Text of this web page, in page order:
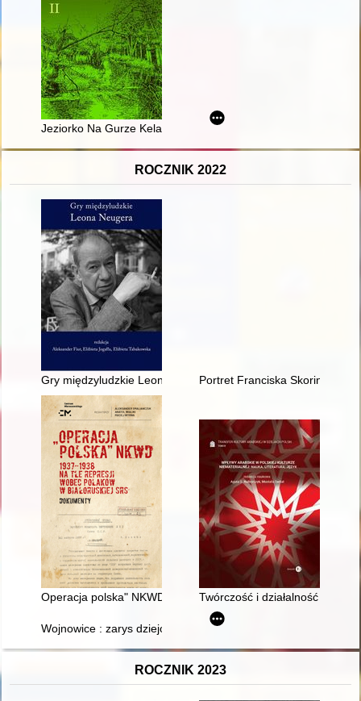
Jeziorko Na Gurze Kelay pod Horodzisczem Surpel..." :
ROCZNIK 2022
Gry międzyludzkie Leona NeugeraPortret Franciska Skoriny : k
Operacja polska" NKWD 1937-1938 na tle represji wobec
Twórczość i działalność
Wojnowice : zarys dziejów wsi 1352-2022
ROCZNIK 2023